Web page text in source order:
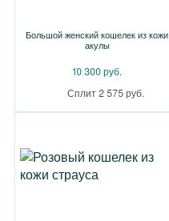
Большой женский кошелек из кожи
акулы
10 300 руб.
Сплит 2 575 руб.